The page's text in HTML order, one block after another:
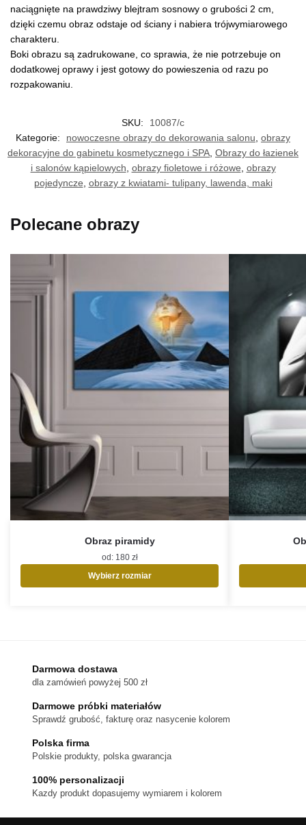
naciągnięte na prawdziwy blejtram sosnowy o grubości 2 cm,
dzięki czemu obraz odstaje od ściany i nabiera trójwymiarowego
charakteru.
Boki obrazu są zadrukowane, co sprawia, że nie potrzebuje on
dodatkowej oprawy i jest gotowy do powieszenia od razu po
rozpakowaniu.
SKU:
10087/c
Kategorie:
nowoczesne obrazy do dekorowania salonu obrazy
dekoracyjne do gabinetu kosmetycznego i SPA Obrazy do łazienek
i salonów kąpielowych obrazy fioletowe i różowe obrazy
pojedyncze obrazy z kwiatami- tulipany, lawenda, maki
Polecane obrazy
Obraz piramidy
od: 180 zł
Wybierz rozmiar
wybrać
stronie
produktu
Darmowa dostawa
dla zamówień powyżej 500 zł
Darmowe próbki materiałów
Sprawdź grubość, fakturę oraz nasycenie kolorem
Polska firma
Polskie produkty, polska gwarancja
100% personalizacji
Kazdy produkt dopasujemy wymiarem i kolorem